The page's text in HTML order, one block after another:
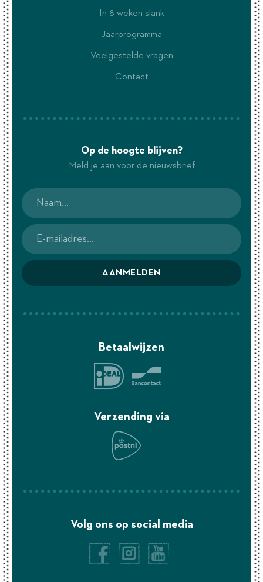
In 8 weken slank
Jaarprogramma
Veelgestelde vragen
Contact
Op de hoogte blijven?
Meld je aan voor de nieuwsbrief
AANMELDEN
Betaalwijzen
Verzending via
Volg ons op social media